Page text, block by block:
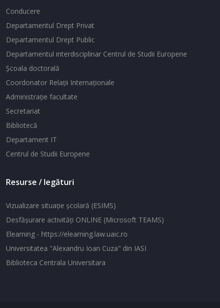
Conducere
Departamentul Drept Privat
Departamentul Drept Public
Departamentul interdisciplinar Centrul de Studii Europene
Şcoala doctorală
Coordonator Relaţii Internaţionale
Administraţie facultate
Secretariat
Bibliotecă
Departament IT
Centrul de Studii Europene
Resurse / legături
Vizualizare situaţie şcolară (ESIMS)
Desfăşurare activităţi ONLINE (Microsoft TEAMS)
Elearning - https://elearning.law.uaic.ro
Universitatea "Alexandru Ioan Cuza" din IASI
Biblioteca Centrala Universitara